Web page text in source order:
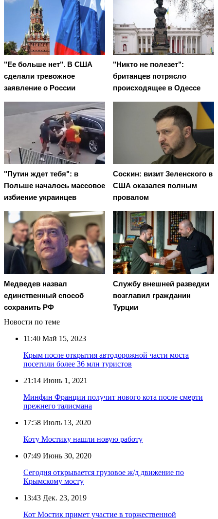
"Ее больше нет". В США
сделали тревожное
заявление о России
"Никто не полезет":
британцев потрясло
происходящее в Одессе
"Путин ждет тебя": в
Польше началось массовое
избиение украинцев
Соскин: визит Зеленского в
США оказался полным
провалом
Медведев назвал
единственный способ
сохранить РФ
Службу внешней разведки
возглавил гражданин
Турции
Новости по теме
11:40 Май 15, 2023
Крым после открытия автодорожной части моста
посетили более 36 млн туристов
21:14 Июнь 1, 2021
Минфин Франции получит нового кота после смерти
прежнего талисмана
17:58 Июль 13, 2020
Коту Мостику нашли новую работу
07:49 Июнь 30, 2020
Сегодня открывается грузовое ж/д движение по
Крымскому мосту
13:43 Дек. 23, 2019
Кот Мостик примет участие в торжественной